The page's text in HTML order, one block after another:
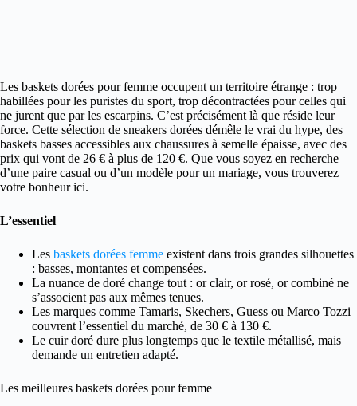
Les baskets dorées pour femme occupent un territoire étrange : trop
habillées pour les puristes du sport, trop décontractées pour celles qui
ne jurent que par les escarpins. C’est précisément là que réside leur
force. Cette sélection de sneakers dorées démêle le vrai du hype, des
baskets basses accessibles aux chaussures à semelle épaisse, avec des
prix qui vont de 26 € à plus de 120 €. Que vous soyez en recherche
d’une paire casual ou d’un modèle pour un mariage, vous trouverez
votre bonheur ici.
L’essentiel
Les baskets dorées femme existent dans trois grandes silhouettes
: basses, montantes et compensées.
La nuance de doré change tout : or clair, or rosé, or combiné ne
s’associent pas aux mêmes tenues.
Les marques comme Tamaris, Skechers, Guess ou Marco Tozzi
couvrent l’essentiel du marché, de 30 € à 130 €.
Le cuir doré dure plus longtemps que le textile métallisé, mais
demande un entretien adapté.
Les meilleures baskets dorées pour femme